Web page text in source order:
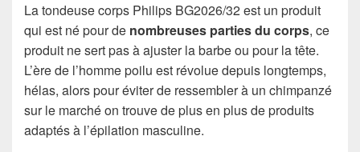
La tondeuse corps Philips BG2026/32 est un produit
qui est né pour de nombreuses parties du corps, ce
produit ne sert pas à ajuster la barbe ou pour la tête.
L’ère de l’homme poilu est révolue depuis longtemps,
hélas, alors pour éviter de ressembler à un chimpanzé
sur le marché on trouve de plus en plus de produits
adaptés à l’épilation masculine.